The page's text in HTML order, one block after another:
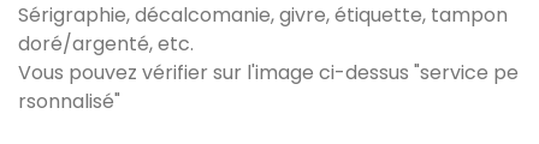
Sérigraphie, décalcomanie, givre, étiquette, tampon
doré/argenté, etc.
Vous pouvez vérifier sur l'image ci-dessus "service pe
rsonnalisé"